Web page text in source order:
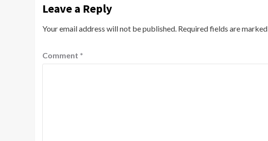
Leave a Reply
Your email address will not be published. Required fields are marked
Comment *